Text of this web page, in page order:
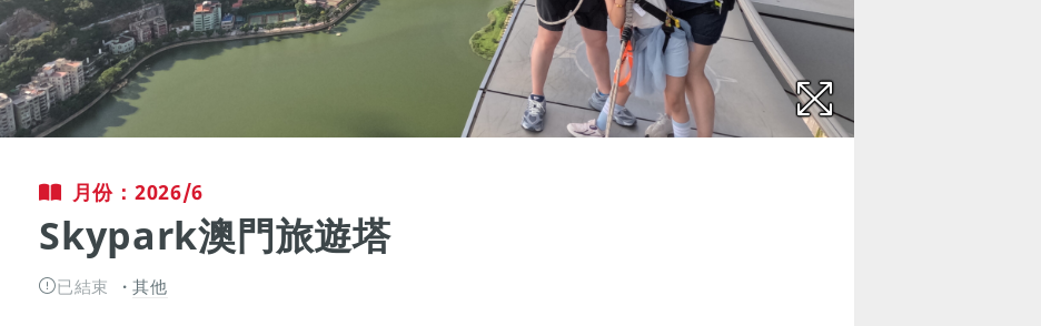
月份：2026/6
Skypark澳門旅遊塔
已結束 其他